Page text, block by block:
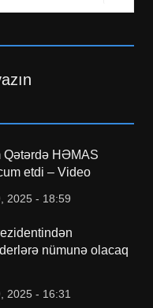
Qətərdə HƏMAS
etdi – Video
2025 - 18:59
nümunə olacaq
2025 - 16:31